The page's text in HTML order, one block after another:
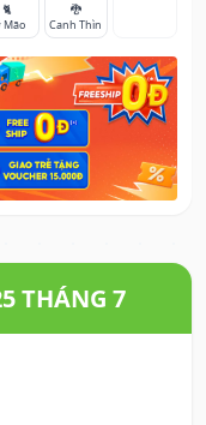
🐈
Mão
🐉
Canh Thìn
THÁNG 7